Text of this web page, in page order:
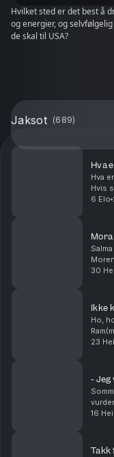
Hvilket sted er det best å
og energier, og
de skal til USA?
Jaksot (689)
Hva
Hva
Hvis
6 Elo
visst en
30
Ikke
Ho,
23
- Jeg
Livet
16
Takk